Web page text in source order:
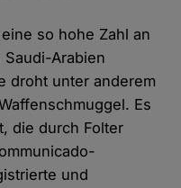
so hohe Zahl an
Arabien
droht unter anderem
Es
die durch Folter
und